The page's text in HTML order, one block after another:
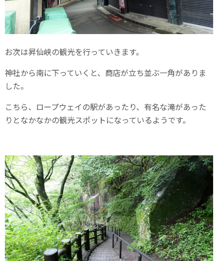
お次は昇仙峡の観光を行っていきます。
神社から南に下っていくと、商店が立ち並ぶ一角がありま
した。
こちら、ロープウェイの駅があったり、有名な滝があった
りとなかなかの観光スポットになっているようです。